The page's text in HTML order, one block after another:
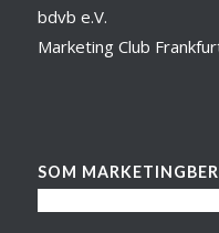
bdvb e.V.
Marketing Club
SOM